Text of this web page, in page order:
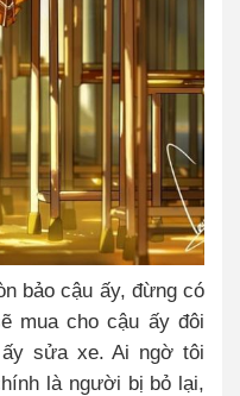
bảo cậu ấy, đừng có
mua cho cậu ấy đôi
sửa xe. Ai ngờ tôi
là người bị bỏ lại,